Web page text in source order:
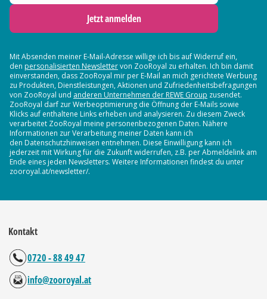
Jetzt anmelden
Mit Absenden meiner E-Mail-Adresse willige ich bis auf Widerruf ein,
den personalisierten Newslettervon ZooRoyal zu erhalten. Ich bin damit
einverstanden, dass ZooRoyal mir per E-Mail an mich gerichtete Werbung
zu Produkten, Dienstleistungen, Aktionen und Zufriedenheitsbefragungen
von ZooRoyal und anderen Unternehmen der REWE Group zusendet.
ZooRoyal darf zur Werbeoptimierung die Öffnung der E-Mails sowie
Klicks auf enthaltene Links erheben und analysieren. Zu diesem Zweck
verarbeitet ZooRoyal meine personenbezogenen Daten. Nähere
Informationen zur Verarbeitung meiner Daten kann ich
den Datenschutzhinweisen entnehmen. Diese Einwilligung kann ich
jederzeit mit Wirkung für die Zukunft widerrufen, z.B. per Abmeldelink am
Ende eines jeden Newsletters. Weitere Informationen findest du unter
zooroyal.at/newsletter/.
Kontakt
0720 - 88 49 47
info@zooroyal.at